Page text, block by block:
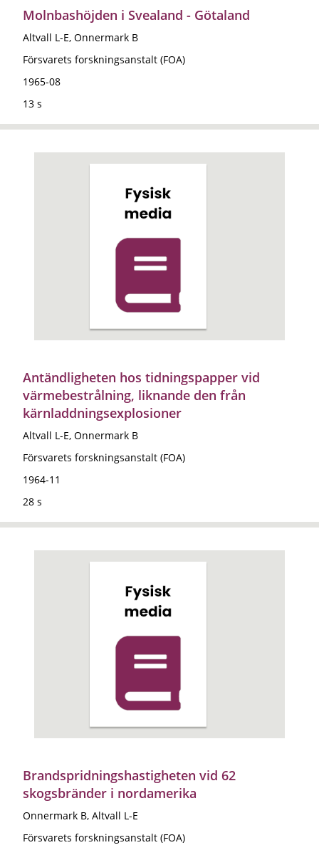
Molnbashöjden i Svealand - Götaland
Altvall L-E, Onnermark B
Försvarets forskningsanstalt (FOA)
1965-08
13 s
Antändligheten hos tidningspapper vid
värmebestrålning, liknande den från
kärnladdningsexplosioner
Altvall L-E, Onnermark B
Försvarets forskningsanstalt (FOA)
1964-11
28 s
Brandspridningshastigheten vid 62
skogsbränder i nordamerika
Onnermark B, Altvall L-E
Försvarets forskningsanstalt (FOA)